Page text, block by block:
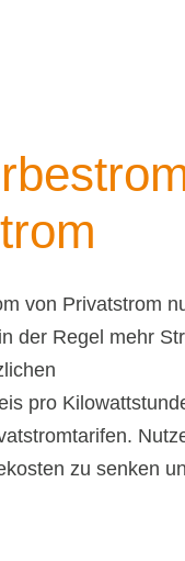
von Privatstrom
der Regel mehr
pro
zu senken